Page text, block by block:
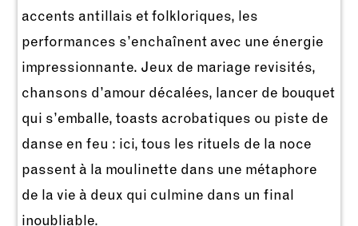
accents antillais et folkloriques, les
performances s’enchaînent avec une énergie
impressionnante. Jeux de mariage revisités,
chansons d’amour décalées, lancer de bouquet
qui s’emballe, toasts acrobatiques ou piste de
danse en feu : ici, tous les rituels de la noce
passent à la moulinette dans une métaphore
de la vie à deux qui culmine dans un final
inoubliable.